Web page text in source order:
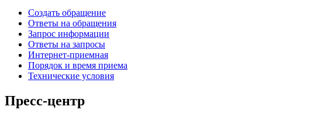
Создать обращение
Ответы на обращения
Запрос информации
Ответы на запросы
Интернет-приемная
Порядок и время приема
Технические условия
Пресс-центр